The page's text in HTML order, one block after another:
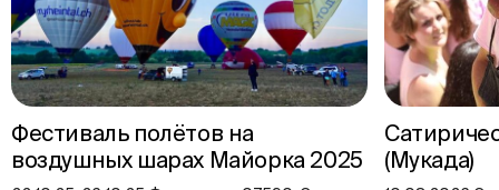
Фестиваль полётов на
воздушных шарах Майорка 2025
(Мукада)